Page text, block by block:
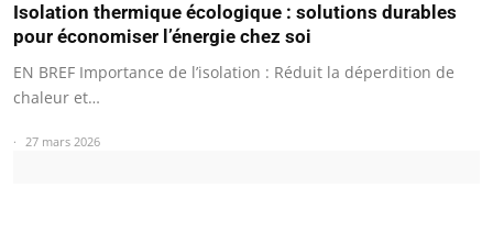
Isolation thermique écologique : solutions durables
pour économiser l’énergie chez soi
EN BREF Importance de l’isolation : Réduit la déperdition de
chaleur et…
27 mars 2026